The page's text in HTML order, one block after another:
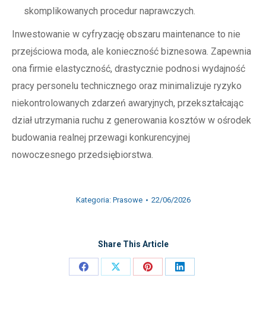
skomplikowanych procedur naprawczych.
Inwestowanie w cyfryzację obszaru maintenance to nie
przejściowa moda, ale konieczność biznesowa. Zapewnia
ona firmie elastyczność, drastycznie podnosi wydajność
pracy personelu technicznego oraz minimalizuje ryzyko
niekontrolowanych zdarzeń awaryjnych, przekształcając
dział utrzymania ruchu z generowania kosztów w ośrodek
budowania realnej przewagi konkurencyjnej
nowoczesnego przedsiębiorstwa.
Kategoria: Prasowe 22/06/2026
Share This Article
Share
Share
Share
Share